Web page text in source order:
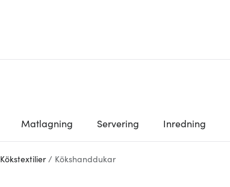
Matlagning Servering Inredning
Kökstextilier / Kökshanddukar